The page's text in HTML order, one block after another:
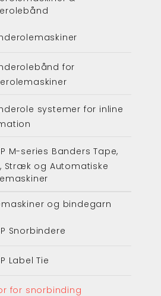
for
systemer for inline
M-series Banders Tape,
Stræk og Automatiske
og bindegarn
Snorbindere
Label Tie
for snorbinding